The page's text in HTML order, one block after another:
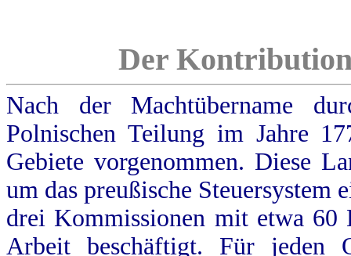
Der
Nach der Machtübername
Polnischen Teilung im Jahre
Gebiete vorgenommen. Diese
um das preußische Steuersystem
drei Kommissionen mit etwa 60
Arbeit beschäftigt. Für jeden